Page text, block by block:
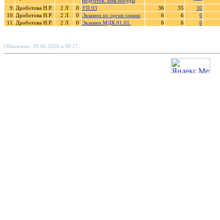
9.
Дроботова Н.Р. 2 Л 0 УП 03 36 35 30
10.
Дроботова Н.Р. 2 Л 0 Экзамен по орган химии 6 6 6
11.
Дроботова Н.Р. 2 Л 0 Экзамен МДК 01.01. 6 6 6
Обновлено: 26.06.2026 в 08:17.